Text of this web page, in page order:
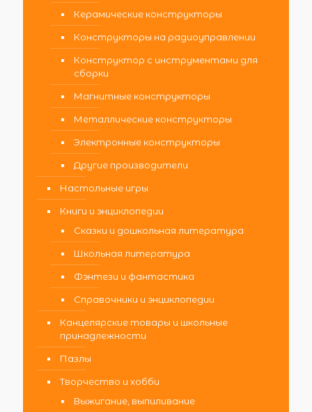
Керамические конструкторы
Конструкторы на радиоуправлении
Конструктор с инструментами для
сборки
Магнитные конструкторы
Металлические конструкторы
Электронные конструкторы
Другие производители
Настольные игры
Книги и энциклопедии
Сказки и дошкольная литература
Школьная литература
Фэнтези и фантастика
Справочники и энциклопедии
Канцелярские товары и школьные
принадлежности
Пазлы
Творчество и хобби
Выжигание, выпиливание